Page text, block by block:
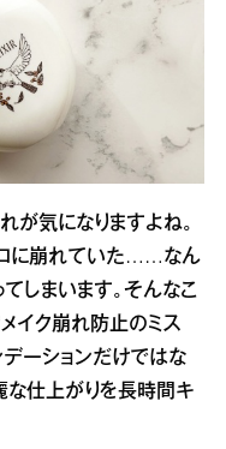
が気になりますよね。
ロに崩れていた……なん
しまいます。そんなこ
イク崩れ防止のミス
デーションだけではな
な仕上がりを長時間キ